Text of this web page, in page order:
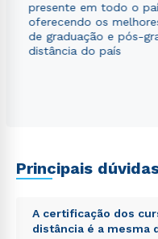
presente em todo o
oferecendo os
de graduação e pós-
distância do país
Principais
A certificação dos
distância é a mesma